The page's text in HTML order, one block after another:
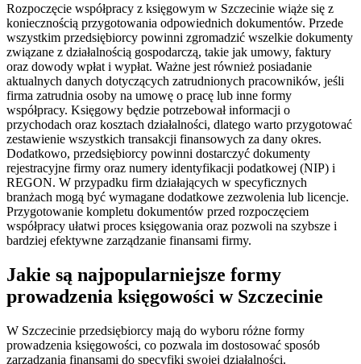
Rozpoczęcie współpracy z księgowym w Szczecinie wiąże się z
koniecznością przygotowania odpowiednich dokumentów. Przede
wszystkim przedsiębiorcy powinni zgromadzić wszelkie dokumenty
związane z działalnością gospodarczą, takie jak umowy, faktury
oraz dowody wpłat i wypłat. Ważne jest również posiadanie
aktualnych danych dotyczących zatrudnionych pracowników, jeśli
firma zatrudnia osoby na umowę o pracę lub inne formy
współpracy. Księgowy będzie potrzebował informacji o
przychodach oraz kosztach działalności, dlatego warto przygotować
zestawienie wszystkich transakcji finansowych za dany okres.
Dodatkowo, przedsiębiorcy powinni dostarczyć dokumenty
rejestracyjne firmy oraz numery identyfikacji podatkowej (NIP) i
REGON. W przypadku firm działających w specyficznych
branżach mogą być wymagane dodatkowe zezwolenia lub licencje.
Przygotowanie kompletu dokumentów przed rozpoczęciem
współpracy ułatwi proces księgowania oraz pozwoli na szybsze i
bardziej efektywne zarządzanie finansami firmy.
Jakie są najpopularniejsze formy
prowadzenia księgowości w Szczecinie
W Szczecinie przedsiębiorcy mają do wyboru różne formy
prowadzenia księgowości, co pozwala im dostosować sposób
zarządzania finansami do specyfiki swojej działalności.